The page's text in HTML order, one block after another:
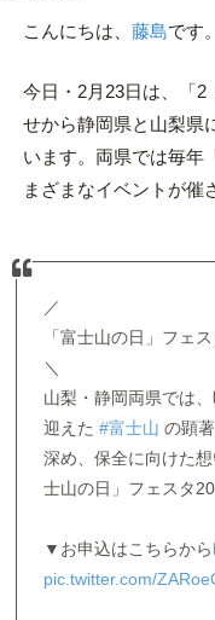
こんにちは、 藤島です。
今日・2月23日は、「2
せから静岡県と山梨県
います。両県では毎年
まざまなイベントが催
／
「富士山の日」フェ
＼
山梨・静岡両県では
迎えた#富士山 の顕
深め、保全に向けた
士山の日」フェスタ
▼お申込はこちらから
pic.twitter.com/